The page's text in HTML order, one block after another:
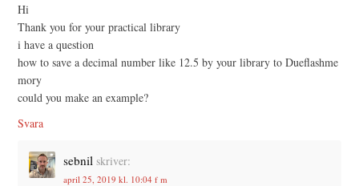
Hi
Thank you for your practical library
i have a question
how to save a decimal number like 12.5 by your library to Dueflashme
mory
could you make an example?
Svara
sebnil skriver:
april 25, 2019 kl. 10:04 f m